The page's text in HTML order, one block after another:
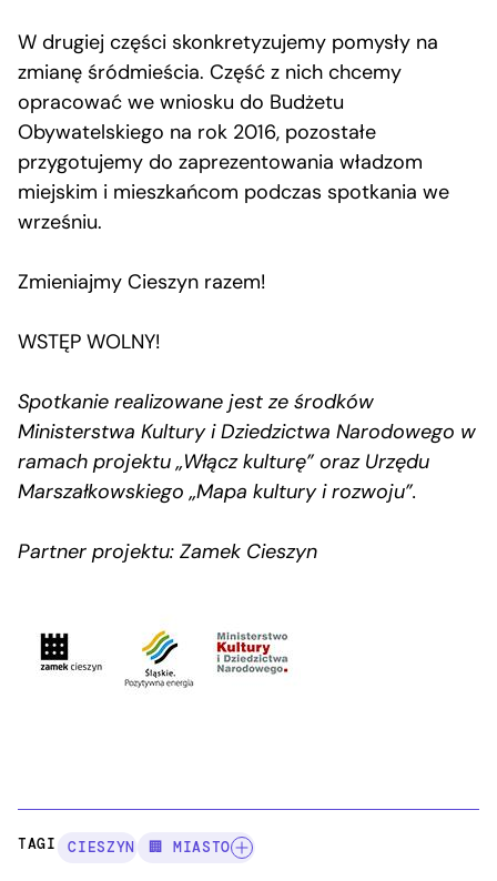
W drugiej części skonkretyzujemy pomysły na
zmianę śródmieścia. Część z nich chcemy
opracować we wniosku do Budżetu
Obywatelskiego na rok 2016, pozostałe
przygotujemy do zaprezentowania władzom
miejskim i mieszkańcom podczas spotkania we
wrześniu.
Zmieniajmy Cieszyn razem!
WSTĘP WOLNY!
Spotkanie realizowane jest ze środków
Ministerstwa Kultury i Dziedzictwa Narodowego w
ramach projektu „Włącz kulturę” oraz Urzędu
Marszałkowskiego „Mapa kultury i rozwoju”.
Partner projektu: Zamek Cieszyn
TAGI: CIESZYN 🏢 MIASTO